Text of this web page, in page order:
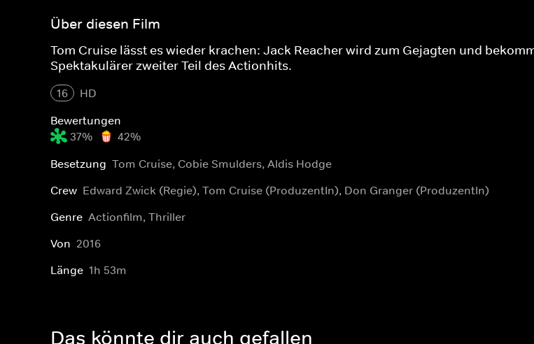
Über diesen Film
Tom Cruise lässt es wieder krachen: Jack Reacher wird zum Gejagten und
Spektakulärer zweiter Teil des Actionhits.
16
HD
Bewertungen
37%
42%
Besetzung Tom Cruise, Cobie Smulders, Aldis Hodge
Crew Edward Zwick (Regie), Tom Cruise (ProduzentIn), Don Granger (ProduzentIn)
Genre Actionfilm, Thriller
Von 2016
Länge 1h 53m
Das könnte dir auch gefallen